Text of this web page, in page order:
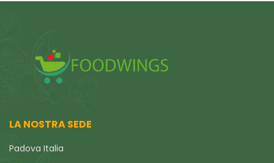
LA NOSTRA SEDE
Padova Italia